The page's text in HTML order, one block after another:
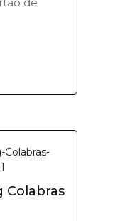
Colabras